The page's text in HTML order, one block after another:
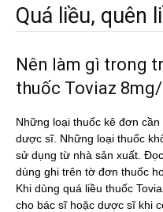
Quá liều, quên
Nên làm gì trong
thuốc Toviaz 8mg/
Những loại thuốc kê đơn
dược sĩ. Những loại thuốc
sử dụng từ nhà sản xuất.
dùng ghi trên tờ đơn thuốc
Khi dùng quá liều thuốc
cho bác sĩ hoặc dược sĩ khi